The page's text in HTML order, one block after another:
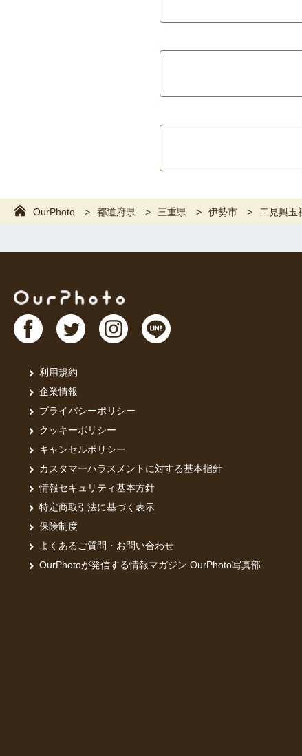
OurPhoto 都道府県 三重県 伊勢市 二見興玉
利用規約
企業情報
プライバシーポリシー
クッキーポリシー
キャンセルポリシー
カスタマーハラスメントに対する基本指針
情報セキュリティ基本方針
特定商取引法に基づく表示
保険制度
よくあるご質問・お問い合わせ
OurPhotoが発信する情報マガジン OurPhoto写真部